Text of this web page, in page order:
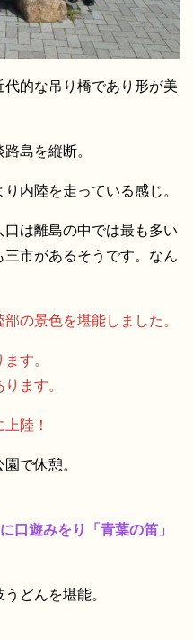
的な吊り橋であり形が美
島を縦断。
内陸を走っている感じ。
は離島の中では最も多い
市があるそうです。なん
の景色を堪能しました。
す。
ます。
陸！
で休憩。
遊みをり「青葉の笛」
どんを堪能。